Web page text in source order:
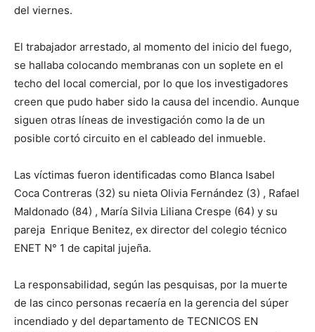
del viernes.
El trabajador arrestado, al momento del inicio del fuego,
se hallaba colocando membranas con un soplete en el
techo del local comercial, por lo que los investigadores
creen que pudo haber sido la causa del incendio. Aunque
siguen otras líneas de investigación como la de un
posible cortó circuito en el cableado del inmueble.
Las víctimas fueron identificadas como Blanca Isabel
Coca Contreras (32) su nieta Olivia Fernández (3) , Rafael
Maldonado (84) , María Silvia Liliana Crespe (64) y su
pareja Enrique Benitez, ex director del colegio técnico
ENET N° 1 de capital jujeña.
La responsabilidad, según las pesquisas, por la muerte
de las cinco personas recaería en la gerencia del súper
incendiado y del departamento de TECNICOS EN